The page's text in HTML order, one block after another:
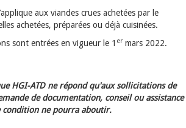
aux viandes crues achetées par le
achetées, préparées ou déjà cuisinées.
sont entrées en vigueur le 1 er mars 2022.
HGI-ATD ne répond qu'aux sollicitations de
de documentation, conseil ou assistance
condition ne pourra aboutir.